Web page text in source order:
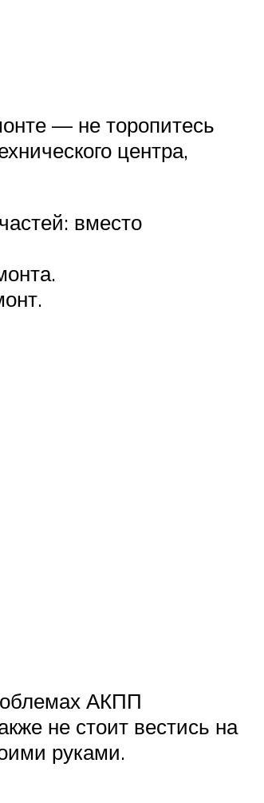
— не торопитесь
центра,
вместо
АКПП
не стоит вестись на
руками.